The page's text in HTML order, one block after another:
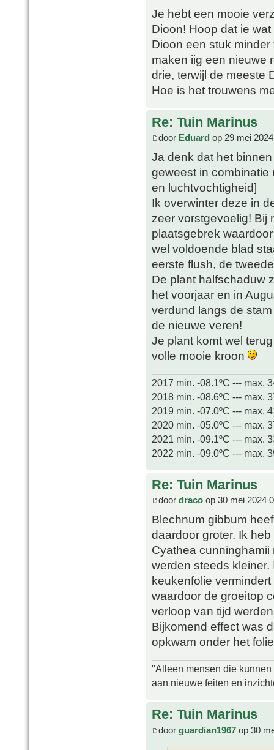
Je hebt een mooie
Dioon! Hoop dat ie
Dioon een stuk
maken iig een nieuwe
drie, terwijl de meeste
Hoe is het trouwens
Re: Tuin Marinus
door Eduard op 29 mei
Ja denk dat het
geweest in combinatie
en luchtvochtigheid]
Ik overwinter deze in
zeer vorstgevoelig! Bij
plaatsgebrek
wel voldoende blad
eerste flush, de
De plant halfschaduw
het voorjaar en in
verdund langs de
de nieuwe veren!
Je plant komt wel
volle mooie kroon
2017 min. -08.1ºC --- max.
2018 min. -08.6ºC --- max.
2019 min. -07.0ºC --- max.
2020 min. -05.0ºC --- max.
2021 min. -09.1ºC --- max.
2022 min. -09.0ºC --- max.
Re: Tuin Marinus
door draco op 30 mei 2024
Blechnum gibbum
daardoor groter. Ik
Cyathea
werden steeds
keukenfolie
waardoor de groeitop
verloop van tijd
Bijkomend effect was
opkwam onder het
"Alleen mensen die
aan nieuwe feiten en
Re: Tuin Marinus
door guardian1967 op 30